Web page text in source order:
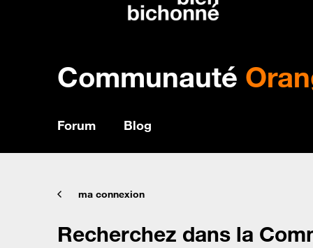
Communauté
Forum Blog
ma connexion
Recherchez dans la